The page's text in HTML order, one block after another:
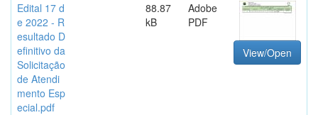
Edital 17 d
e 2022 - R
esultado D
efinitivo da
Solicitação
de Atendi
mento Esp
ecial.pdf
88.87
kB
Adobe
PDF
View/Open